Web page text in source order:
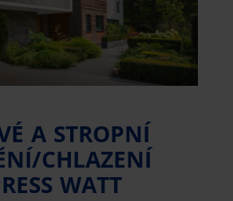
A STROPNÍ
CHLAZENÍ
WATT